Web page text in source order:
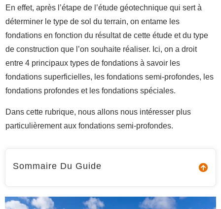
En effet, après l’étape de l’étude géotechnique qui sert à
déterminer le type de sol du terrain, on entame les
fondations en fonction du résultat de cette étude et du type
de construction que l’on souhaite réaliser. Ici, on a droit
entre 4 principaux types de fondations à savoir les
fondations superficielles, les fondations semi-profondes, les
fondations profondes et les fondations spéciales.
Dans cette rubrique, nous allons nous intéresser plus
particulièrement aux fondations semi-profondes.
Sommaire Du Guide